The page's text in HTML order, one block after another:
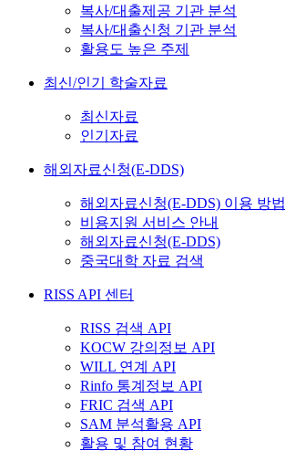
복사/대출제공 기관 분석
복사/대출신청 기관 분석
활용도 높은 주제
최신/인기 학술자료
최신자료
인기자료
해외자료신청(E-DDS)
해외자료신청(E-DDS) 이용 방법
비용지원 서비스 안내
해외자료신청(E-DDS)
중국대학 자료 검색
RISS API 센터
RISS 검색 API
KOCW 강의정보 API
WILL 연계 API
Rinfo 통계정보 API
FRIC 검색 API
SAM 분석활용 API
활용 및 참여 현황